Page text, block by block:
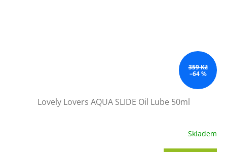
359 Kč
–64 %
Lovely Lovers AQUA SLIDE Oil Lube 50ml
Skladem